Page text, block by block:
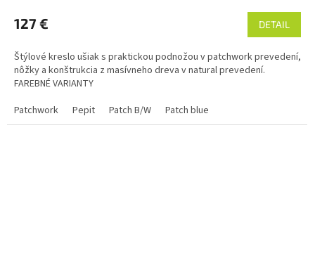
127 € DETAIL
Štýlové kreslo ušiak s praktickou podnožou v patchwork prevedení,
nôžky a konštrukcia z masívneho dreva v natural prevedení.
FAREBNÉ VARIANTY
Patchwork
Pepit Patch B/W Patch blue